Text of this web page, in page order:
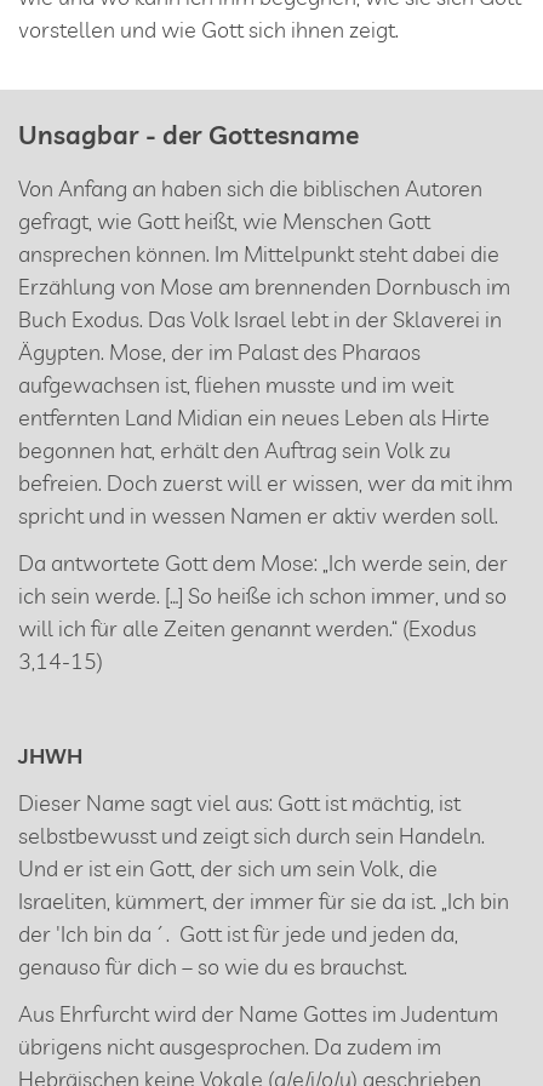
vorstellen und wie Gott sich ihnen zeigt.
Unsagbar - der Gottesname
Von Anfang an haben sich die biblischen Autoren
gefragt, wie Gott heißt, wie Menschen Gott
ansprechen können. Im Mittelpunkt steht dabei die
Erzählung von Mose am brennenden Dornbusch im
Buch Exodus. Das Volk Israel lebt in der Sklaverei in
Ägypten. Mose, der im Palast des Pharaos
aufgewachsen ist, fliehen musste und im weit
entfernten Land Midian ein neues Leben als Hirte
begonnen hat, erhält den Auftrag sein Volk zu
befreien. Doch zuerst will er wissen, wer da mit ihm
spricht und in wessen Namen er aktiv werden soll.
Da antwortete Gott dem Mose: „Ich werde sein, der
ich sein werde. […] So heiße ich schon immer, und so
will ich für alle Zeiten genannt werden.“ (Exodus
3,14-15)
JHWH
Dieser Name sagt viel aus: Gott ist mächtig, ist
selbstbewusst und zeigt sich durch sein Handeln.
Und er ist ein Gott, der sich um sein Volk, die
Israeliten, kümmert, der immer für sie da ist. „Ich bin
der 'Ich bin da´. Gott ist für jede und jeden da,
genauso für dich – so wie du es brauchst.
Aus Ehrfurcht wird der Name Gottes im Judentum
übrigens nicht ausgesprochen. Da zudem im
Hebräischen keine Vokale (a/e/i/o/u) geschrieben